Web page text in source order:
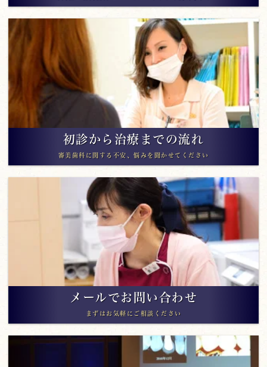
初診から治療までの流れ
審美歯科に関する不安、悩みを聞かせてください
メールでお問い合わせ
まずはお気軽にご相談ください